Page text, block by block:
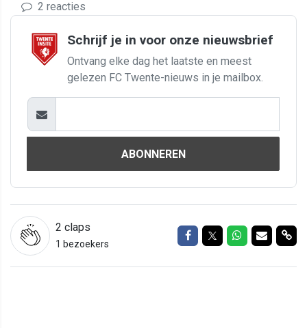
2 reacties
Schrijf je in voor onze nieuwsbrief
Ontvang elke dag het laatste en meest
gelezen FC Twente-nieuws in je mailbox.
ABONNEREN
2 claps
1 bezoekers
Delen op Facebook
Delen op Twitter
Delen op
Delen